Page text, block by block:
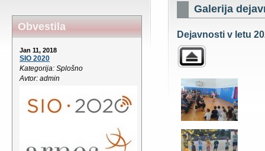
Obvestila
Jan 11, 2018
SIO 2020
Kategorija: Splošno
Avtor: admin
Galerija
Dejavnosti v letu